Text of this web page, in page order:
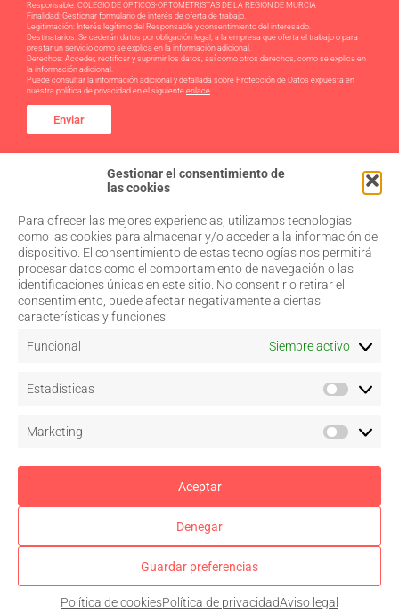
Gestionar el consentimiento de
las cookies
Para ofrecer las mejores experiencias, utilizamos tecnologías
como las cookies para almacenar y/o acceder a la información del
dispositivo. El consentimiento de estas tecnologías nos permitirá
procesar datos como el comportamiento de navegación o las
identificaciones únicas en este sitio. No consentir o retirar el
consentimiento, puede afectar negativamente a ciertas
características y funciones.
Funcional Siempre activo
Estadísticas
Marketing
Aceptar
Denegar
Guardar preferencias
Política de cookiesPolítica de privacidadAviso legal
Responsable: COLEGIO DE ÓPTICOS-OPTOMETRISTAS DE LA REGIÓN DE MURCIA
Finalidad: Gestionar formulario de interés de oferta de trabajo.
Legitimación: Interés legítimo del Responsable y consentimiento del interesado.
Destinatarios: Se cederán datos por obligación legal, a la empresa que oferta el trabajo o para
prestar un servicio como se explica en la información adicional.
Derechos: Acceder, rectificar y suprimir los datos, así como otros derechos, como se explica en
la información adicional.
Puede consultar la información adicional y detallada sobre Protección de Datos expuesta en
nuestra política de privacidad en el siguiente enlace.
Enviar
968 20 87 67
admin@coorm.org
Miguel Vivancos, 4
30007 Murcia
Salud Visual
Profesionales
Quiénes somos
Actualidad
Contacto
Acceso a colegiados
Síguenos en
Colegio de Ópticos-Optometristas de la Región de Murcia © 2026. Todos los
derechos reservados.